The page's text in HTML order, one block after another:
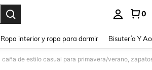
0
Ropa interior y ropa para dormir Bisutería Y